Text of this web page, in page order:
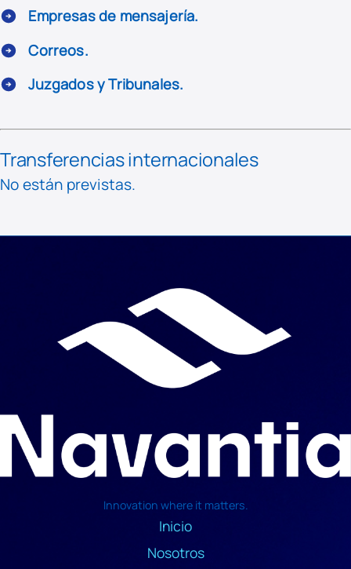
Empresas de mensajería.
Correos.
Juzgados y Tribunales.
Transferencias internacionales
No están previstas.
Innovation where it matters.
Inicio
Nosotros